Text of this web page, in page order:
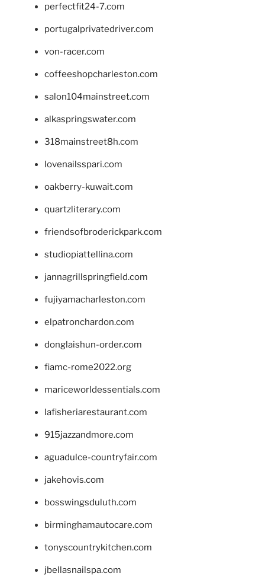
perfectfit24-7.com
portugalprivatedriver.com
von-racer.com
coffeeshopcharleston.com
salon104mainstreet.com
alkaspringswater.com
318mainstreet8h.com
lovenailsspari.com
oakberry-kuwait.com
quartzliterary.com
friendsofbroderickpark.com
studiopiattellina.com
jannagrillspringfield.com
fujiyamacharleston.com
elpatronchardon.com
donglaishun-order.com
fiamc-rome2022.org
mariceworldessentials.com
lafisheriarestaurant.com
915jazzandmore.com
aguadulce-countryfair.com
jakehovis.com
bosswingsduluth.com
birminghamautocare.com
tonyscountrykitchen.com
jbellasnailspa.com